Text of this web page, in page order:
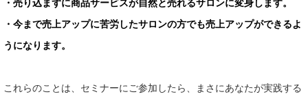
・今まで売上アップに苦労したサロンの方でも売上アップができるよ
うになります。
これらのことは、セミナーにご参加したら、まさにあなたが実践する